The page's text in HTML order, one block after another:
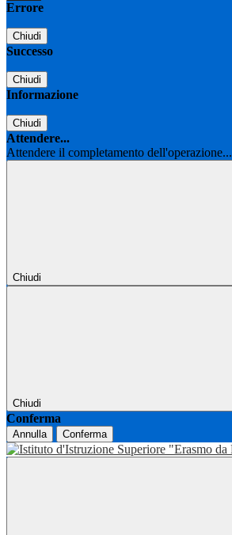
Errore
Chiudi
Successo
Chiudi
Informazione
Chiudi
Attendere...
Attendere il completamento dell'operazione...
Chiudi
Chiudi
Conferma
Annulla Conferma